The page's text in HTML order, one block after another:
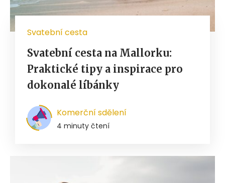
Svatební cesta
Svatební cesta na Mallorku:
Praktické tipy a inspirace pro
dokonalé líbánky
Komerční sdělení
4 minuty čtení